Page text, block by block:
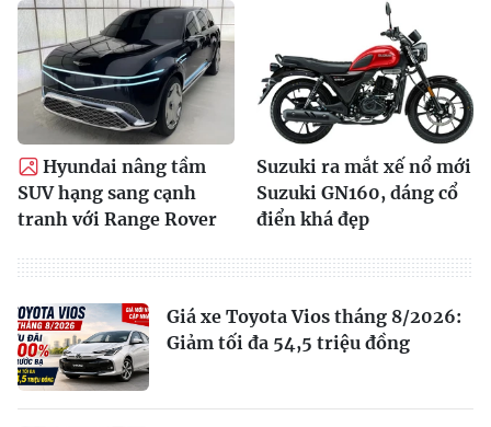
Hyundai nâng tầm
SUV hạng sang cạnh
tranh với Range Rover
Suzuki ra mắt xế nổ mới
Suzuki GN160, dáng cổ
điển khá đẹp
Giá xe Toyota Vios tháng 8/2026:
Giảm tối đa 54,5 triệu đồng